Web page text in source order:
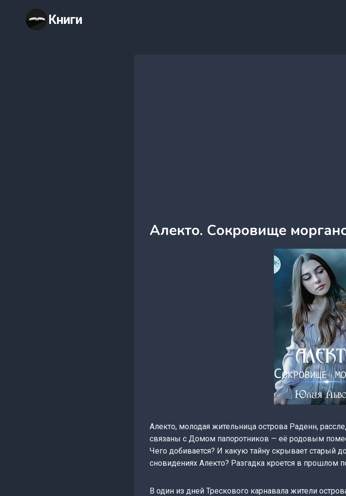
содержимому
Книги
Алекто. Сокровище
Алекто, молодая жительница острова Раденн,
связаны с Домом папоротников — её родовым
Чего добивается? И какую тайну скрывает старый
сновидениях Алекто? Разгадка кроется в прошлом
В один из дней Трескового карнавала жители